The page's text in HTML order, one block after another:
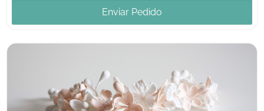
Enviar Pedido